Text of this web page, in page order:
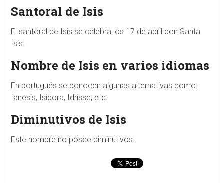
Santoral de Isis
El santoral de Isis se celebra los 17 de abril con Santa
Isis.
Nombre de Isis en varios idiomas
En portugués se conocen algunas alternativas como:
Ianesis, Isidora, Idrisse, etc.
Diminutivos de Isis
Este nombre no posee diminutivos.